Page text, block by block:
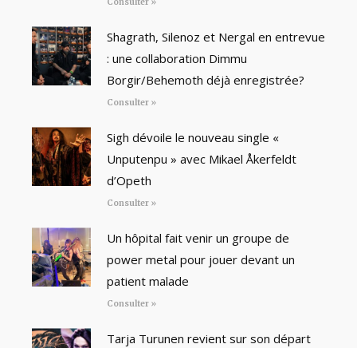
Consulter »
Shagrath, Silenoz et Nergal en entrevue
: une collaboration Dimmu
Borgir/Behemoth déjà enregistrée?
Consulter »
Sigh dévoile le nouveau single «
Unputenpu » avec Mikael Åkerfeldt
d’Opeth
Consulter »
Un hôpital fait venir un groupe de
power metal pour jouer devant un
patient malade
Consulter »
Tarja Turunen revient sur son départ